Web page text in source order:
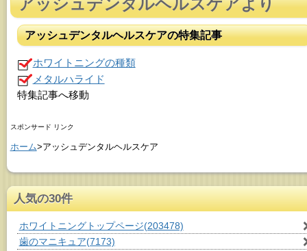
アッシュデンタルヘルスケアより
アッシュデンタルヘルスケアの特集記事
ホワイトニングの種類
メタルハライド
特集記事へ移動
スポンサード リンク
ホーム>アッシュデンタルヘルスケア
人気の30件
ホワイトニングトップページ(203478)
歯のマニキュア(7173)